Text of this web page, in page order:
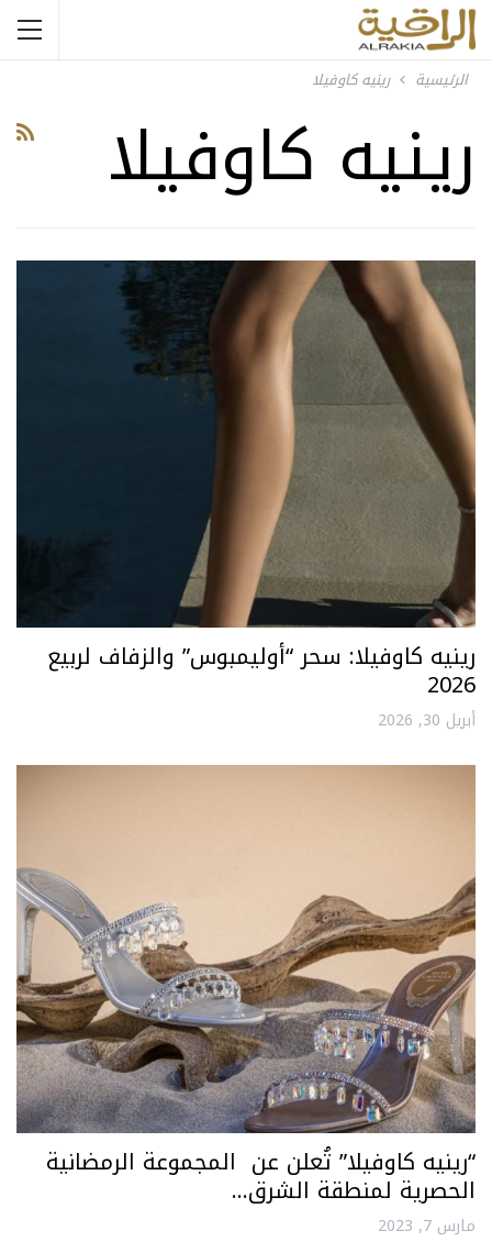
الرئيسية رينيه كاوفيلا
رينيه كاوفيلا
رينيه كاوفيلا: سحر “أوليمبوس” والزفاف لربيع
2026
أبريل 30, 2026
“رينيه كاوفيلا” تُعلن عن المجموعة الرمضانية
الحصرية لمنطقة الشرق…
مارس 7, 2023